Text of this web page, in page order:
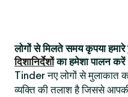
लोगों से मिलते समय कृपया हमारे
दिशानिर्देशोंका हमेशा पालन
Tinder नए लोगों से मुलाकात
व्यक्ति की तलाश है जिससे